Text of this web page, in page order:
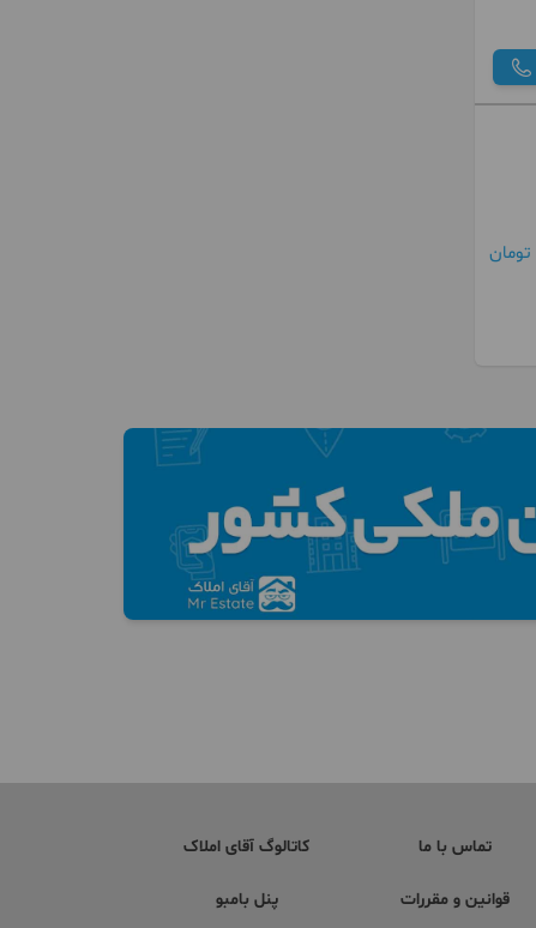
تماس با ما
قوانین و مقررات
کاتالوگ آقای املاک
پنل بامبو